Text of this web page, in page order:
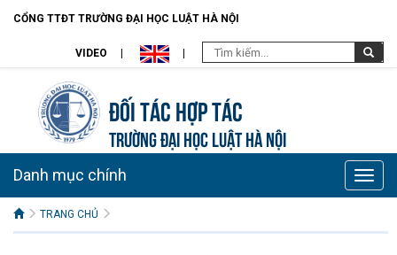
CỔNG TTĐT TRƯỜNG ĐẠI HỌC LUẬT HÀ NỘI
VIDEO
Đối tác hợp tác
TRƯỜNG ĐẠI HỌC LUẬT HÀ NỘI
Toggle
Danh mục chính
TRANG CHỦ